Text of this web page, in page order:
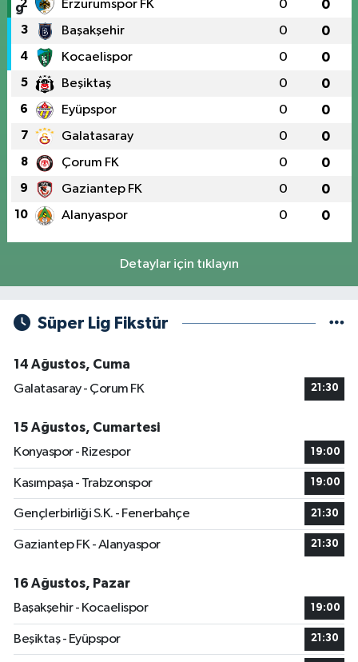
2 Erzurumspor FK 0 0
3 Başakşehir 0 0
4 Kocaelispor 0 0
5 Beşiktaş 0 0
6 Eyüpspor 0 0
7 Galatasaray 0 0
8 Çorum FK 0 0
9 Gaziantep FK 0 0
10 Alanyaspor 0 0
Detaylar için tıklayın
Süper Lig Fikstür
14 Ağustos, Cuma
Galatasaray - Çorum FK
21:30
15 Ağustos, Cumartesi
Konyaspor - Rizespor
19:00
Kasımpaşa - Trabzonspor 19:00
Gençlerbirliği S.K. - Fenerbahçe 21:30
Gaziantep FK - Alanyaspor 21:30
16 Ağustos, Pazar
Başakşehir - Kocaelispor
19:00
Beşiktaş - Eyüpspor 21:30